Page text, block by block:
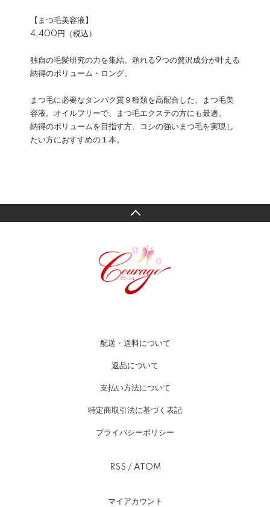
【まつ毛美容液】
4,400円（税込）
独自の毛髪研究の力を集結。頼れる9つの贅沢成分が叶える
納得のボリューム・ロング。
まつ毛に必要なタンパク質９種類を高配合した、まつ毛美
容液。オイルフリーで、まつ毛エクステの方にも最適。
納得のボリュームを目指す方、コシの強いまつ毛を実現し
たい方におすすめの１本。
配送・送料について
返品について
支払い方法について
特定商取引法に基づく表記
プライバシーポリシー
RSS / ATOM
マイアカウント